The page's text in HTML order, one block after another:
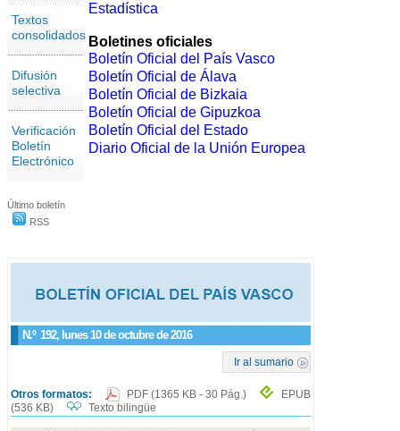
Textos
consolidados
Difusión
selectiva
Verificación
Boletín
Electrónico
Último boletín
RSS
N.º 192, lunes 10 de octubre de 2016
Ir al sumario
Otros formatos: PDF (1365 KB - 30 Pág.)
EPUB
(536 KB)
Texto bilingüe
Estadística
Boletines oficiales
Boletín Oficial del País Vasco
Boletín Oficial de Álava
Boletín Oficial de Bizkaia
Boletín Oficial de Gipuzkoa
Boletín Oficial del Estado
Diario Oficial de la Unión Europea